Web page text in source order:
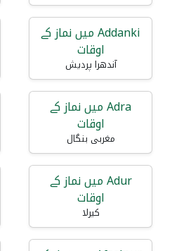
Addanki میں نماز کے
اوقات
آندھرا پردیش
Adra میں نماز کے
اوقات
مغربی بنگال
Adur میں نماز کے
اوقات
کیرلا